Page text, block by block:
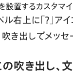
設置するカスタマイ
ル右上に「？」
吹き出しでメッ
吹き出し、